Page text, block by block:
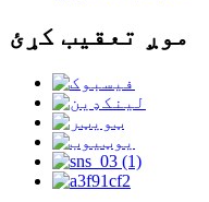
موږ تعقیب کړئ